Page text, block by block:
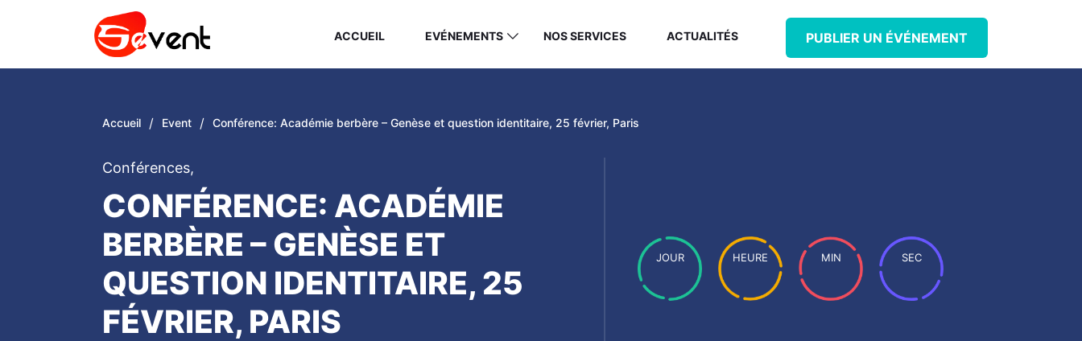
ACCUEIL EVÉNEMENTS NOS SERVICES ACTUALITÉS PUBLIER UN ÉVÉNEMENT
Accueil / Event / Conférence: Académie berbère – Genèse et question identitaire, 25 février, Paris
Conférences,
CONFÉRENCE: ACADÉMIE
BERBÈRE – GENÈSE ET
QUESTION IDENTITAIRE, 25
FÉVRIER, PARIS
JOUR HEURE MIN SEC